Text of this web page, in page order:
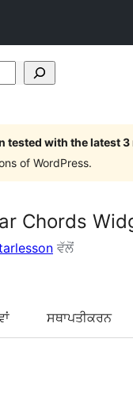
tested with the latest
of WordPress.
Chords
ਵੱਲੋਂ
ਸਥਾਪਤੀਕਰਨ